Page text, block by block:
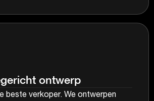
ontwerp
beste verkoper. We ontwerpen